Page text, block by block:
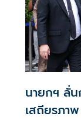
นายกฯ ลั่
เสถียรภา